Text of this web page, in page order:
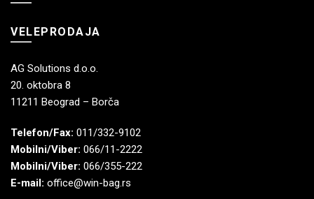
VELEPRODAJA
AG Solutions d.o.o.
20. oktobra 8
11211 Beograd – Borča
Telefon/Fax: 011/332-9102
Mobilni/Viber: 066/11-2222
Mobilni/Viber: 066/355-222
E-mail: office@win-bag.rs